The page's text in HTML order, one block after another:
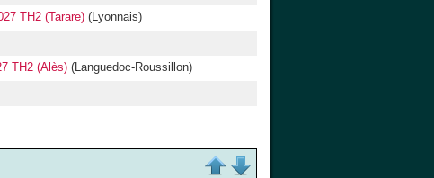
TH2 (Tarare) (Lyonnais)
TH2 (Alès) (Languedoc-Roussillon)